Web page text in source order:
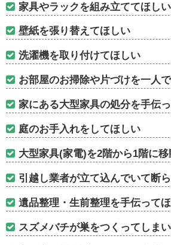
家具やラックを組み立ててほしい
壁紙を張り替えてほしい
洗濯機を取り付けてほしい
お部屋のお掃除や片づけを一人
家にある大型家具の処分を手伝
庭のお手入れをしてほしい
大型家具(家電)を2階から1階に
引越し業者が立て込んでいて断
遺品整理・生前整理を手伝って
スズメバチが巣をつくってしま